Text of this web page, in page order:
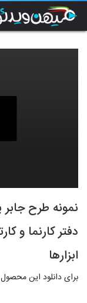
دفتر کارنما و
ابزارها
برای دانلود این